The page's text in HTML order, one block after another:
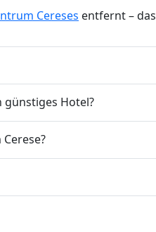
Cereses entfernt –
günstiges Hotel?